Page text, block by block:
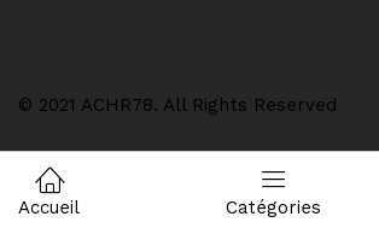
© 2021 ACHR78. All Rights Reserved
Accueil Catégories